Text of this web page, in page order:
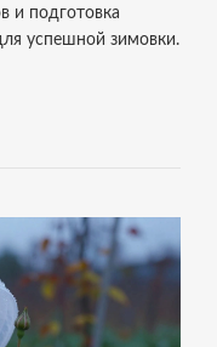
и подготовка
успешной зимовки.